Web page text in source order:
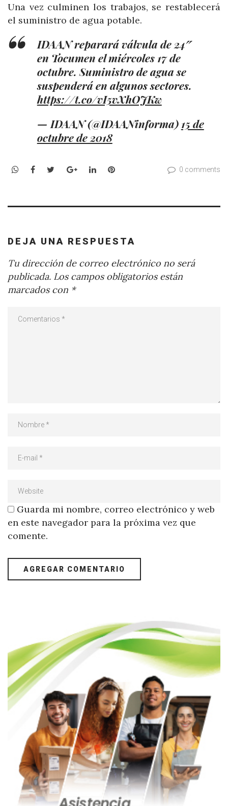
Una vez culminen los trabajos, se restablecerá
el suministro de agua potable.
IDAAN reparará válvula de 24″
en Tocumen el miércoles 17 de
octubre. Suministro de agua se
suspenderá en algunos sectores.
https://t.co/vI5vXhOJKw
— IDAAN (@IDAANinforma) 15 de
octubre de 2018
WhatsApp
Facebook
TwitterGoogle+LinkedInPinterest 0 comments
DEJA UNA RESPUESTA
Tu dirección de correo electrónico no será
publicada. Los campos obligatorios están
marcados con *
Guarda mi nombre, correo electrónico y web
en este navegador para la próxima vez que
comente.